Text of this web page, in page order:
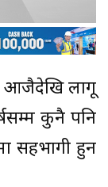
आजैदेखि लागू
कुनै पनि
सहभागी हुन